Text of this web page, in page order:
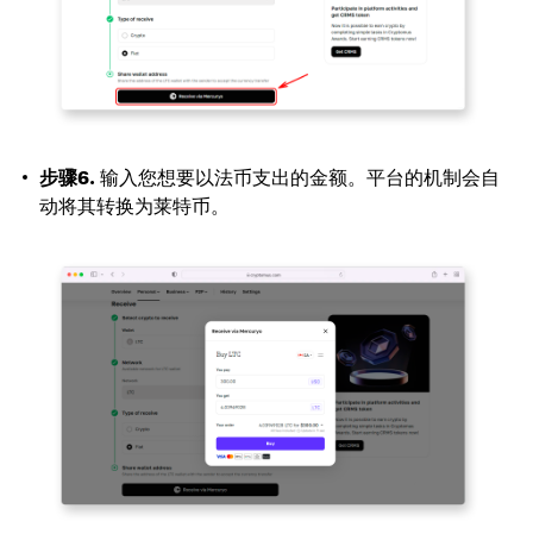
步骤6. 输入您想要以法币支出的金额。平台的机制会自
动将其转换为莱特币。